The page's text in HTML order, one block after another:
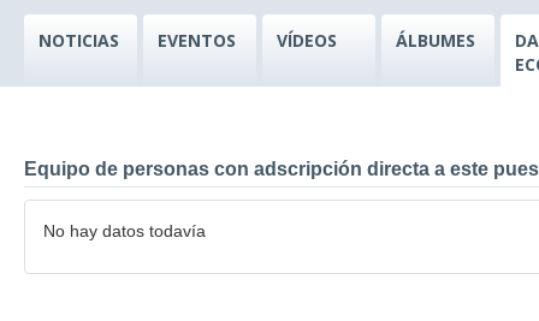
NOTICIAS EVENTOS VÍDEOS ÁLBUMES